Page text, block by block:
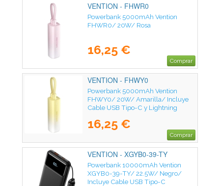
VENTION - FHWR0
Powerbank 5000mAh Vention
FHWR0/ 20W/ Rosa
16,25 €
Comprar
VENTION - FHWY0
Powerbank 5000mAh Vention
FHWY0/ 20W/ Amarilla/ Incluye
Cable USB Tipo-C y Lightning
16,25 €
Comprar
VENTION - XGYB0-39-TY
Powerbank 10000mAh Vention
XGYB0-39-TY/ 22.5W/ Negro/
Incluye Cable USB Tipo-C